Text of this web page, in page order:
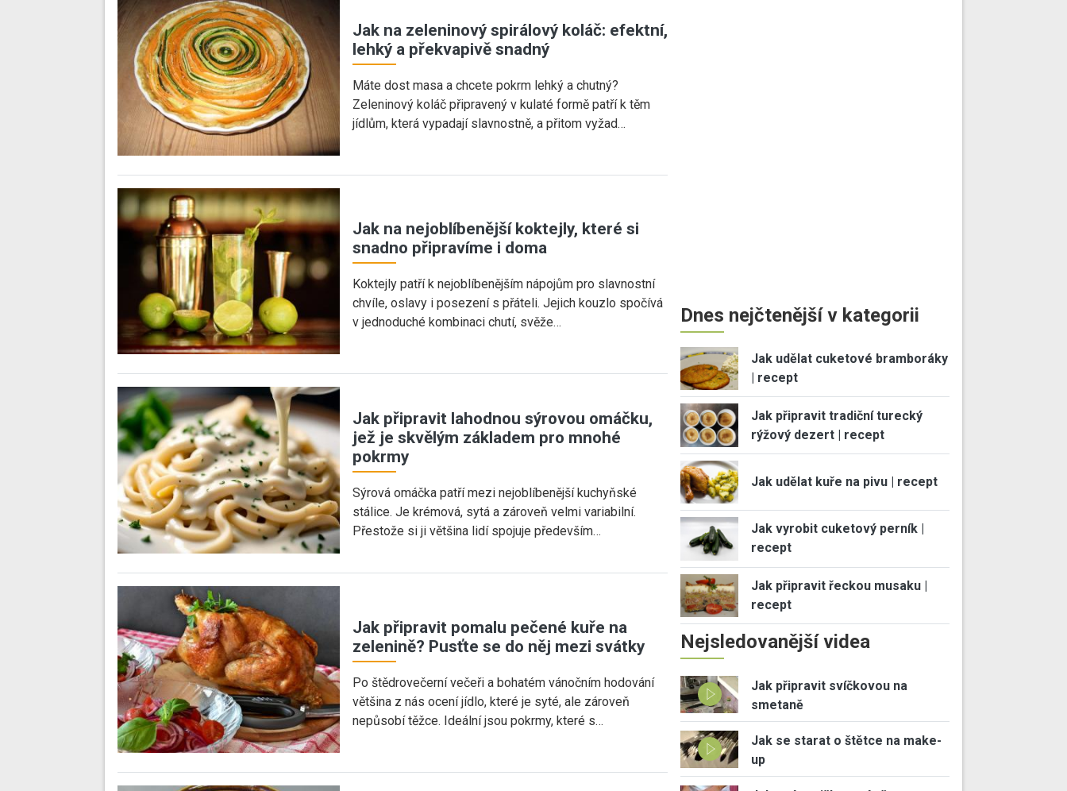
Jak na zeleninový spirálový koláč: efektní,
lehký a překvapivě snadný
Máte dost masa a chcete pokrm lehký a chutný?
Zeleninový koláč připravený v kulaté formě patří k těm
jídlům, která vypadají slavnostně, a přitom vyžad…
Jak na nejoblíbenější koktejly, které si
snadno připravíme i doma
Koktejly patří k nejoblíbenějším nápojům pro slavnostní
chvíle, oslavy i posezení s přáteli. Jejich kouzlo spočívá
v jednoduché kombinaci chutí, svěže…
Jak připravit lahodnou sýrovou omáčku,
jež je skvělým základem pro mnohé
pokrmy
Sýrová omáčka patří mezi nejoblíbenější kuchyňské
stálice. Je krémová, sytá a zároveň velmi variabilní.
Přestože si ji většina lidí spojuje především…
Jak připravit pomalu pečené kuře na
zelenině? Pusťte se do něj mezi svátky
Po štědrovečerní večeři a bohatém vánočním hodování
většina z nás ocení jídlo, které je syté, ale zároveň
nepůsobí těžce. Ideální jsou pokrmy, které s…
Dnes nejčtenější v kategorii
Jak udělat cuketové bramboráky
| recept
Jak připravit tradiční turecký
rýžový dezert | recept
Jak udělat kuře na pivu | recept
Jak vyrobit cuketový perník |
recept
Jak připravit řeckou musaku |
recept
Nejsledovanější videa
Jak připravit svíčkovou na
smetaně
Jak se starat o štětce na make-
up